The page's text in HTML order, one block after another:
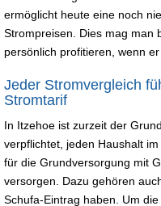
ermöglicht heute eine noch
Strompreisen. Dies mag man
persönlich profitieren, wenn er
Jeder Stromvergleich
Stromtarif
In Itzehoe ist zurzeit der
verpflichtet, jeden Haushalt
für die Grundversorgung mit
versorgen. Dazu gehören
Schufa-Eintrag haben. Um